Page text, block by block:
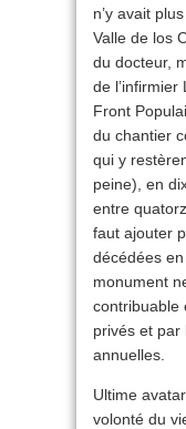
n’y avait
Valle de los
du docteur,
de
Front
du chantier
qui y
peine), en
entre
faut ajouter
décédées
monument
contribuable
privés et par
annuelles.
Ultime
volonté du